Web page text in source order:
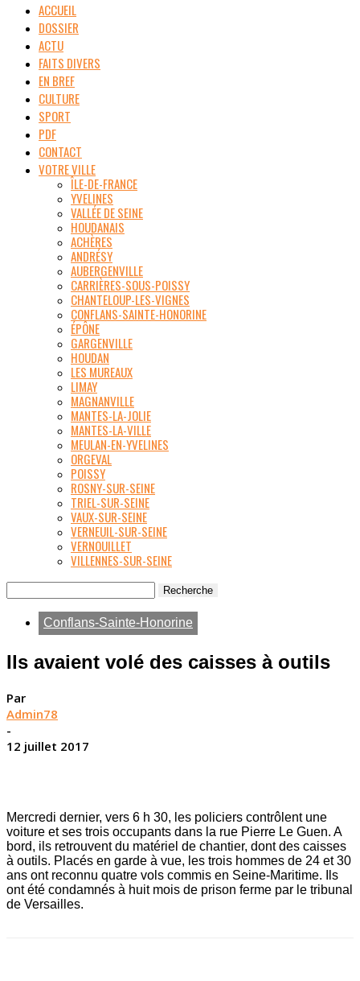
ACCUEIL
DOSSIER
ACTU
FAITS DIVERS
EN BREF
CULTURE
SPORT
PDF
CONTACT
VOTRE VILLE
ÎLE-DE-FRANCE
YVELINES
VALLÉE DE SEINE
HOUDANAIS
ACHÈRES
ANDRÉSY
AUBERGENVILLE
CARRIÈRES-SOUS-POISSY
CHANTELOUP-LES-VIGNES
CONFLANS-SAINTE-HONORINE
ÉPÔNE
GARGENVILLE
HOUDAN
LES MUREAUX
LIMAY
MAGNANVILLE
MANTES-LA-JOLIE
MANTES-LA-VILLE
MEULAN-EN-YVELINES
ORGEVAL
POISSY
ROSNY-SUR-SEINE
TRIEL-SUR-SEINE
VAUX-SUR-SEINE
VERNEUIL-SUR-SEINE
VERNOUILLET
VILLENNES-SUR-SEINE
Conflans-Sainte-Honorine
Ils avaient volé des caisses à outils
Par
Admin78
-
12 juillet 2017
Mercredi dernier, vers 6 h 30, les policiers contrôlent une
voiture et ses trois occupants dans la rue Pierre Le Guen. A
bord, ils retrouvent du matériel de chantier, dont des caisses
à outils. Placés en garde à vue, les trois hommes de 24 et 30
ans ont reconnu quatre vols commis en Seine-Maritime. Ils
ont été condamnés à huit mois de prison ferme par le tribunal
de Versailles.